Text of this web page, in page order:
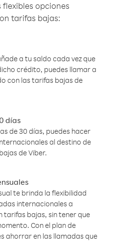
flexibles opciones
tarifas bajas:
a tu saldo cada vez que
crédito, puedes llamar a
con las tarifas bajas de
días
de 30 días, puedes hacer
al destino de
de Viber.
te brinda la flexibilidad
internacionales a
tarifas bajas, sin tener que
Con el plan de
ahorrar en las llamadas que